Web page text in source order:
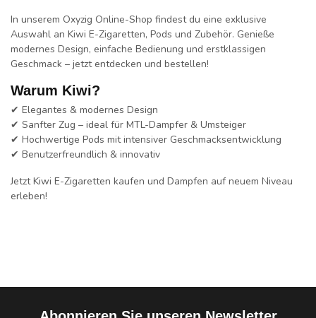
In unserem Oxyzig Online-Shop findest du eine exklusive
Auswahl an Kiwi E-Zigaretten, Pods und Zubehör. Genieße
modernes Design, einfache Bedienung und erstklassigen
Geschmack – jetzt entdecken und bestellen!
Warum Kiwi?
✔ Elegantes & modernes Design
✔ Sanfter Zug – ideal für MTL-Dampfer & Umsteiger
✔ Hochwertige Pods mit intensiver Geschmacksentwicklung
✔ Benutzerfreundlich & innovativ
Jetzt Kiwi E-Zigaretten kaufen und Dampfen auf neuem Niveau
erleben!